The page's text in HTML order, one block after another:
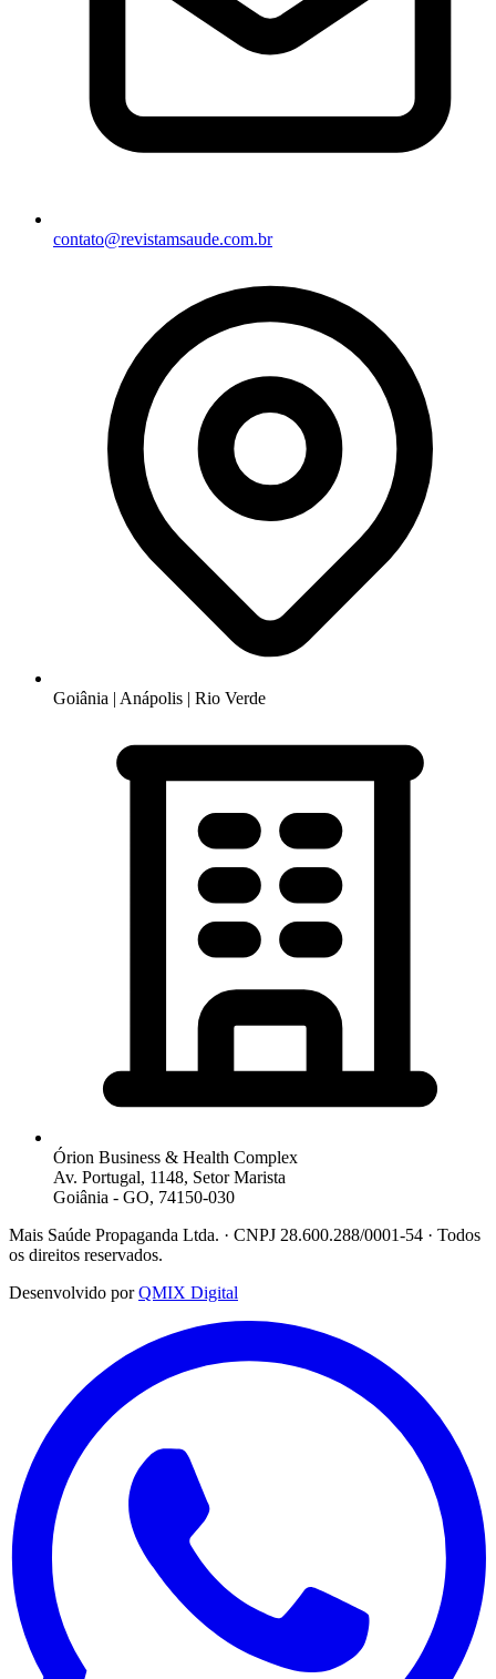
contato@revistamsaude.com.br
Goiânia | Anápolis | Rio Verde
Órion Business & Health Complex
Av. Portugal, 1148, Setor Marista
Goiânia - GO, 74150-030
Mais Saúde Propaganda Ltda. · CNPJ 28.600.288/0001-54 · Todos
os direitos reservados.
Desenvolvido por QMIX Digital